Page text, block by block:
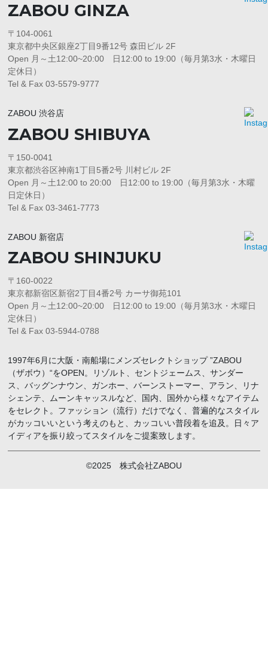
ZABOU GINZA
〒104-0061
東京都中央区銀座2丁目9番12号 森田ビル 2F
Open 月～土12:00~20:00 日12:00 to 19:00（毎月第3水・木曜日
定休日）
Tel & Fax 03-5579-9777
ZABOU 渋谷店
ZABOU SHIBUYA
〒150-0041
東京都渋谷区神南1丁目5番2号 川村ビル 2F
Open 月～土12:00 to 20:00 日12:00 to 19:00（毎月第3水・木曜
日定休日）
Tel & Fax 03-3461-7773
ZABOU 新宿店
ZABOU SHINJUKU
〒160-0022
東京都新宿区新宿2丁目4番2号 カーサ御苑101
Open 月～土12:00~20:00 日12:00 to 19:00（毎月第3水・木曜日
定休日）
Tel & Fax 03-5944-0788
1997年6月に大阪・南船場にメンズセレクトショップ ”ZABOU
（ザボウ）“をOPEN。リゾルト、セントジェームス、サンダー
ス、バッグンナウン、ガンホー、バーンストーマー、アラン、リナ
シェンテ、ムーンキャッスルなど、国内、国外から様々なアイテム
をセレクト。ファッション（流行）だけでなく、普遍的なスタイル
がカッコいいという考えのもと、カッコいい普段着を追及。日々ア
イディアを振り絞ってスタイルをご提案致します。
©2025 株式会社ZABOU